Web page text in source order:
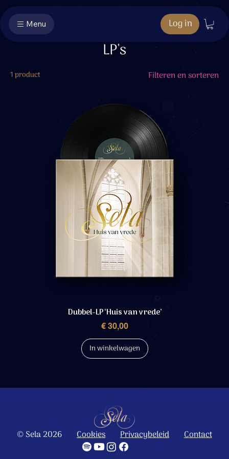
Menu Log in
LP's
1 product Filteren en sorteren
Dubbel-LP ‘Huis van vrede’
Prijs
€ 30,00
In winkelwagen
© Sela 2026 Cookies Privacybeleid Contact